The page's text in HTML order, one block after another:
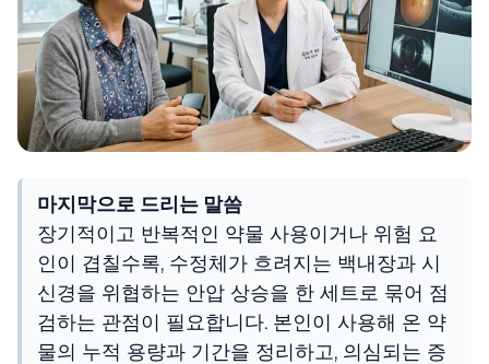
마지막으로 드리는 말씀
장기적이고 반복적인 약물 사용이거나 위험 요
인이 겹칠수록, 수정체가 흐려지는 백내장과 시
신경을 위협하는 안압 상승을 한 세트로 묶어 점
검하는 관점이 필요합니다. 본인이 사용해 온 약
물의 누적 용량과 기간을 정리하고, 의심되는 증